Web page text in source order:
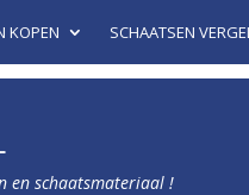
KOPEN SCHAATSEN
en schaatsmateriaal !